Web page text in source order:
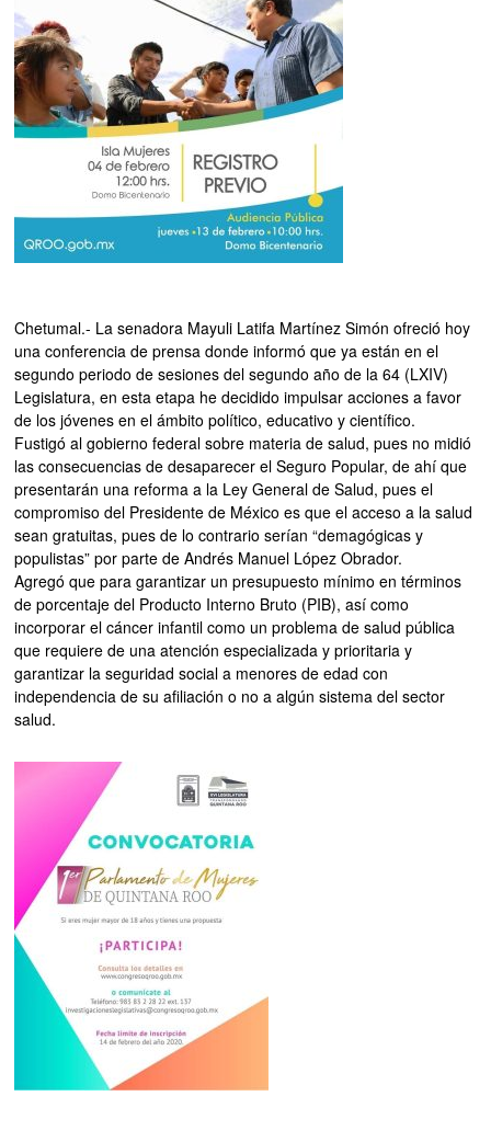
Chetumal.- La senadora Mayuli Latifa Martínez Simón ofreció hoy
una conferencia de prensa donde informó que ya están en el
segundo periodo de sesiones del segundo año de la 64 (LXIV)
Legislatura, en esta etapa he decidido impulsar acciones a favor
de los jóvenes en el ámbito político, educativo y científico.
Fustigó al gobierno federal sobre materia de salud, pues no midió
las consecuencias de desaparecer el Seguro Popular, de ahí que
presentarán una reforma a la Ley General de Salud, pues el
compromiso del Presidente de México es que el acceso a la salud
sean gratuitas, pues de lo contrario serían “demagógicas y
populistas” por parte de Andrés Manuel López Obrador.
Agregó que para garantizar un presupuesto mínimo en términos
de porcentaje del Producto Interno Bruto (PIB), así como
incorporar el cáncer infantil como un problema de salud pública
que requiere de una atención especializada y prioritaria y
garantizar la seguridad social a menores de edad con
independencia de su afiliación o no a algún sistema del sector
salud.